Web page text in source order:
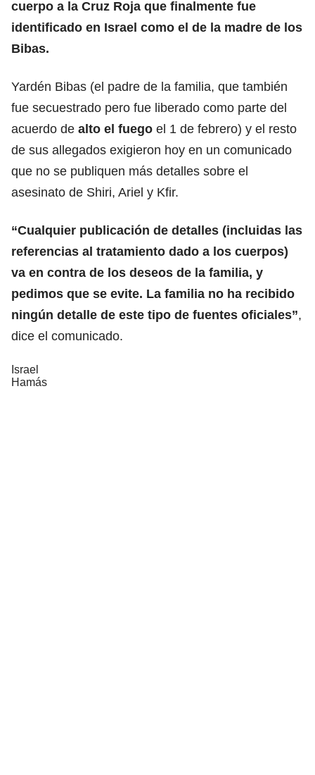
cuerpo a la Cruz Roja que finalmente fue
identificado en Israel como el de la madre de los
Bibas.
Yardén Bibas (el padre de la familia, que también
fue secuestrado pero fue liberado como parte del
acuerdo de alto el fuego el 1 de febrero) y el resto
de sus allegados exigieron hoy en un comunicado
que no se publiquen más detalles sobre el
asesinato de Shiri, Ariel y Kfir.
“Cualquier publicación de detalles (incluidas las
referencias al tratamiento dado a los cuerpos)
va en contra de los deseos de la familia, y
pedimos que se evite. La familia no ha recibido
ningún detalle de este tipo de fuentes oficiales”,
dice el comunicado.
Israel
Hamás